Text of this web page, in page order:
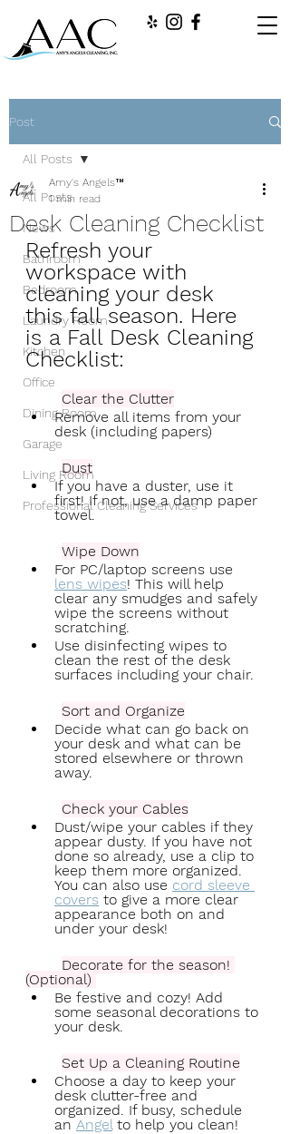
Post
All Posts
News
Bathroom
Bedroom
Laundry Room
Kitchen
Office
Dining Room
Garage
Living Room
Professional Cleaning Services
All Posts
Desk Cleaning Checklist
Amy's Angels™
1 min read
Refresh your
workspace with
cleaning your desk
this fall season. Here
is a Fall Desk Cleaning
Checklist:
Clear the Clutter
Remove all items from your
desk (including papers)
Dust
If you have a duster, use it
first! If not, use a damp paper
towel.
Wipe Down
For PC/laptop screens use
lens wipes! This will help
clear any smudges and safely
wipe the screens without
scratching.
Use disinfecting wipes to
clean the rest of the desk
surfaces including your chair.
Sort and Organize
Decide what can go back on
your desk and what can be
stored elsewhere or thrown
away.
Check your Cables
Dust/wipe your cables if they
appear dusty. If you have not
done so already, use a clip to
keep them more organized.
You can also use cord sleeve
covers to give a more clear
appearance both on and
under your desk!
Decorate for the season!
(Optional)
Be festive and cozy! Add
some seasonal decorations to
your desk.
Set Up a Cleaning Routine
Choose a day to keep your
desk clutter-free and
organized. If busy, schedule
an Angel to help you clean!